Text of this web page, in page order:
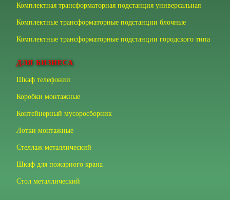
Комплектная трансформаторная подстанция универсальная
Комплектные трансформаторные подстанции блочные
Комплектные трансформаторные подстанции городского типа
ДЛЯ БИЗНЕСА
Шкаф телефонии
Коробки монтажные
Контейнерный мусоросборник
Лотки монтажные
Стеллаж металлический
Шкаф для пожарного крана
Стол металлический